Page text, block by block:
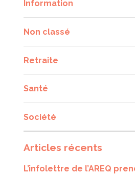
Information
Non classé
Retraite
Santé
Société
Articles récents
L’infolettre de l’AREQ